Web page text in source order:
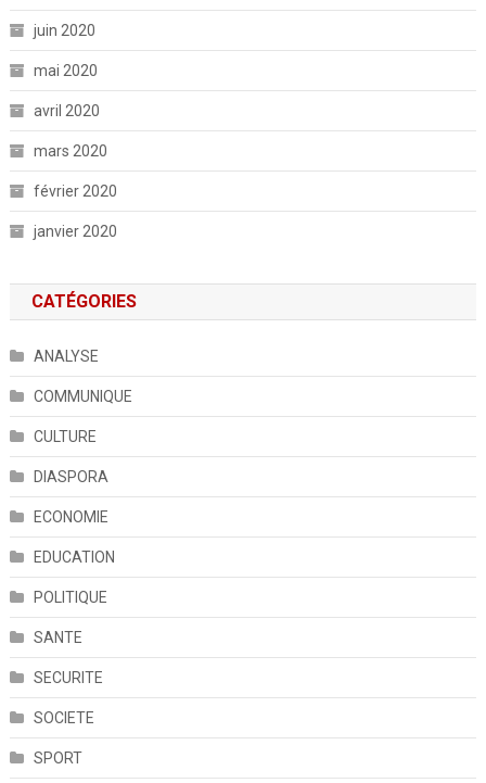
juin 2020
mai 2020
avril 2020
mars 2020
février 2020
janvier 2020
CATÉGORIES
ANALYSE
COMMUNIQUE
CULTURE
DIASPORA
ECONOMIE
EDUCATION
POLITIQUE
SANTE
SECURITE
SOCIETE
SPORT